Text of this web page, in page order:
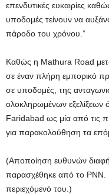
επενδυτικές ευκαιρίες
υποδομές τείνουν να
πάροδο του χρόνου.”
Καθώς η Mathura Road
σε έναν πλήρη εμπορικό
σε υποδομές, της
ολοκληρωμένων
Faridabad ως μία από τις
για παρακολούθηση τα
(Αποποίηση ευθυνών
παρασχέθηκε από το PNN.
περιεχόμενό του.)